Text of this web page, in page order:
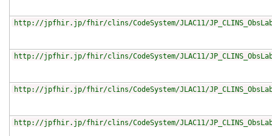
http://jpfhir.jp/fhir/clins/CodeSystem/JLAC11/
http://jpfhir.jp/fhir/clins/CodeSystem/JLAC11/
http://jpfhir.jp/fhir/clins/CodeSystem/JLAC11/
http://jpfhir.jp/fhir/clins/CodeSystem/JLAC11/